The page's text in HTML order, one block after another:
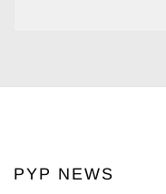
PYP NEWS